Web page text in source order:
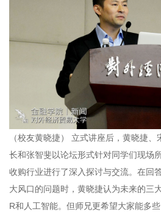
（校友黄晓捷）
立式讲座后，黄晓捷、
长和张智斐以论坛形式针对同学们现场
收购行业进行了深入探讨与交流。在回
大风口的问题时，黄晓捷认为未来的三
R和人工智能。但师兄更希望大家能多